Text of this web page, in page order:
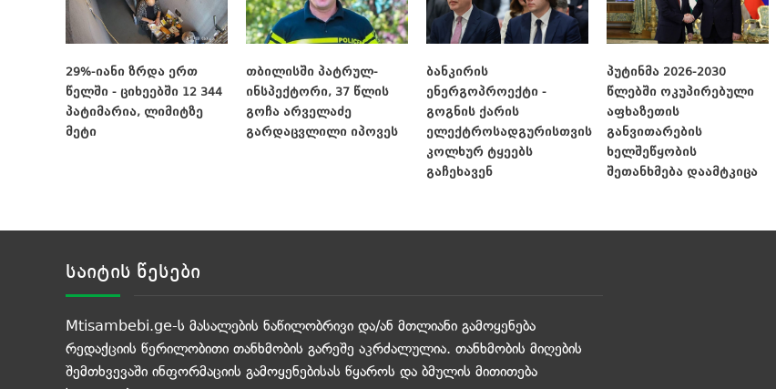
29%-იანი ზრდა ერთ
წელში - ციხეებში 12 344
პატიმარია, ლიმიტზე
მეტი
თბილისში პატრულ-
ინსპექტორი, 37 წლის
გოჩა არველაძე
გარდაცვლილი იპოვეს
ბანკირის
ენერგოპროექტი -
გოგნის ქარის
ელექტროსადგურისთვის
კოლხურ ტყეებს
გაჩეხავენ
პუტინმა 2026-2030
წლებში ოკუპირებული
აფხაზეთის
განვითარების
ხელშეწყობის
შეთანხმება დაამტკიცა
საიტის წესები
Mtisambebi.ge-ს მასალების ნაწილობრივი და/ან მთლიანი გამოყენება
რედაქციის წერილობითი თანხმობის გარეშე აკრძალულია. თანხმობის მიღების
შემთხვევაში ინფორმაციის გამოყენებისას წყაროს და ბმულის მითითება